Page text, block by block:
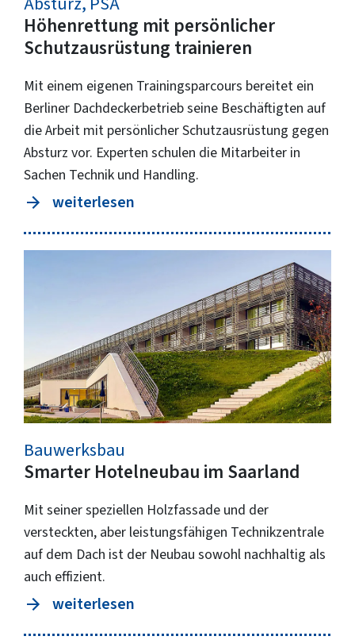
Höhenrettung mit persönlicher
Schutzausrüstung trainieren
Mit einem eigenen Trainingsparcours bereitet ein
Berliner Dachdeckerbetrieb seine Beschäftigten auf
die Arbeit mit persönlicher Schutzausrüstung gegen
Absturz vor. Experten schulen die Mitarbeiter in
Sachen Technik und Handling.
weiterlesen
Bauwerksbau
Smarter Hotelneubau im Saarland
Mit seiner speziellen Holzfassade und der
versteckten, aber leistungsfähigen Technikzentrale
auf dem Dach ist der Neubau sowohl nachhaltig als
auch effizient.
weiterlesen